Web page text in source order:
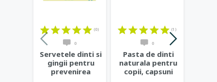
(0)
0
Servetele dinti si
gingii pentru
prevenirea
(1)
0
Pasta de dinti
naturala pentru
copii, capsuni